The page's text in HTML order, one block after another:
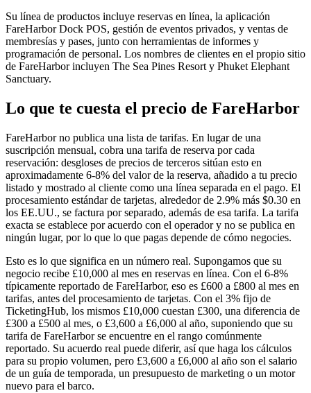
Su línea de productos incluye reservas en línea, la aplicación
FareHarbor Dock POS, gestión de eventos privados, y ventas de
membresías y pases, junto con herramientas de informes y
programación de personal. Los nombres de clientes en el propio sitio
de FareHarbor incluyen The Sea Pines Resort y Phuket Elephant
Sanctuary.
Lo que te cuesta el precio de FareHarbor
FareHarbor no publica una lista de tarifas. En lugar de una
suscripción mensual, cobra una tarifa de reserva por cada
reservación: desgloses de precios de terceros sitúan esto en
aproximadamente 6-8% del valor de la reserva, añadido a tu precio
listado y mostrado al cliente como una línea separada en el pago. El
procesamiento estándar de tarjetas, alrededor de 2.9% más $0.30 en
los EE.UU., se factura por separado, además de esa tarifa. La tarifa
exacta se establece por acuerdo con el operador y no se publica en
ningún lugar, por lo que lo que pagas depende de cómo negocies.
Esto es lo que significa en un número real. Supongamos que su
negocio recibe £10,000 al mes en reservas en línea. Con el 6-8%
típicamente reportado de FareHarbor, eso es £600 a £800 al mes en
tarifas, antes del procesamiento de tarjetas. Con el 3% fijo de
TicketingHub, los mismos £10,000 cuestan £300, una diferencia de
£300 a £500 al mes, o £3,600 a £6,000 al año, suponiendo que su
tarifa de FareHarbor se encuentre en el rango comúnmente
reportado. Su acuerdo real puede diferir, así que haga los cálculos
para su propio volumen, pero £3,600 a £6,000 al año son el salario
de un guía de temporada, un presupuesto de marketing o un motor
nuevo para el barco.